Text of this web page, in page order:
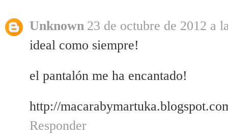
Unknown 23 de octubre de 2012 a
ideal como siempre!
el pantalón me ha encantado!
http://
Responder